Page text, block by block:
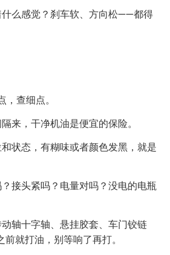
什么感觉？刹车软、方向松——都得
查细点。
来，干净机油是便宜的保险。
状态，有糊味或者颜色发黑，就是
接头紧吗？电量对吗？没电的电瓶
轴十字轴、悬挂胶套、车门铰链
就打油，别等响了再打。